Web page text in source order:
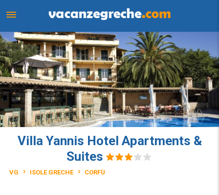
Villa Yannis Hotel Apartments &
Suites
VG ISOLE GRECHE CORFÙ